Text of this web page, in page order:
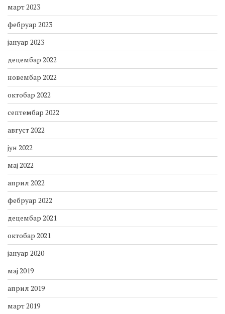
март 2023
фебруар 2023
јануар 2023
децембар 2022
новембар 2022
октобар 2022
септембар 2022
август 2022
јун 2022
мај 2022
април 2022
фебруар 2022
децембар 2021
октобар 2021
јануар 2020
мај 2019
април 2019
март 2019